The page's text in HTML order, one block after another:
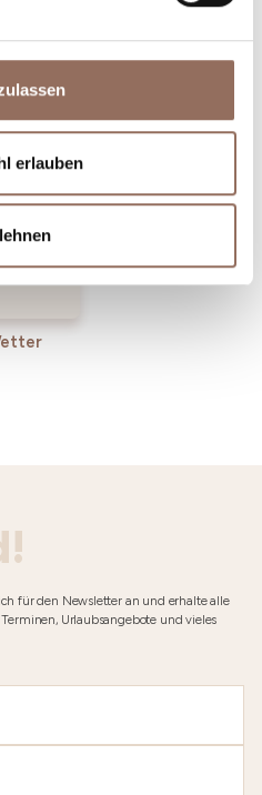
erlauben
Dienste
für den Newsletter an und erhalte alle
Urlaubsangebote und vieles